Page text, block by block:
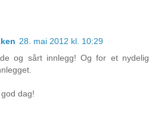
28. mai 2012 kl. 10:29
og sårt innlegg! Og for et nydelig
dag!